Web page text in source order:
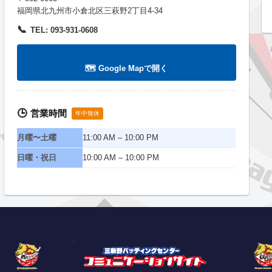
福岡県北九州市小倉北区三萩野2丁目4-34
📞 TEL: 093-931-0608
🗺️ Google Mapで開く
🕒 営業時間 年中無休
月曜〜土曜 11:00 AM – 10:00 PM
日曜・祝日 10:00 AM – 10:00 PM